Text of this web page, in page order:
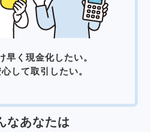
早く現金化したい。
して取引したい。
なあなたは